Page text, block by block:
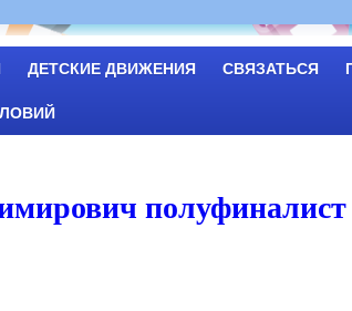
ДЕТСКИЕ ДВИЖЕНИЯ СВЯЗАТЬСЯ
полуфиналист